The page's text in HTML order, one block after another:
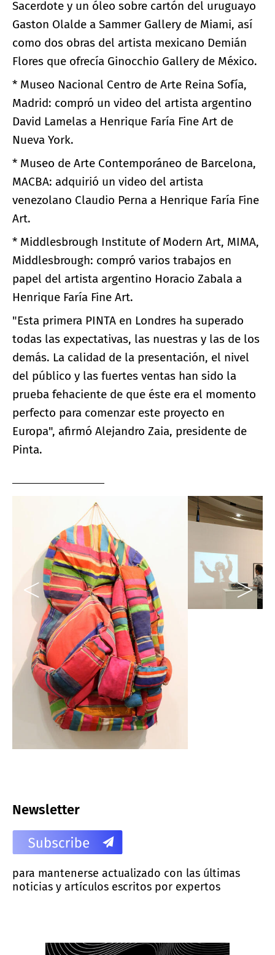
Sacerdote y un óleo sobre cartón del uruguayo
Gaston Olalde a Sammer Gallery de Miami, así
como dos obras del artista mexicano Demián
Flores que ofrecía Ginocchio Gallery de México.
* Museo Nacional Centro de Arte Reina Sofía,
Madrid: compró un video del artista argentino
David Lamelas a Henrique Faría Fine Art de
Nueva York.
* Museo de Arte Contemporáneo de Barcelona,
MACBA: adquirió un video del artista
venezolano Claudio Perna a Henrique Faría Fine
Art.
* Middlesbrough Institute of Modern Art, MIMA,
Middlesbrough: compró varios trabajos en
papel del artista argentino Horacio Zabala a
Henrique Faría Fine Art.
"Esta primera PINTA en Londres ha superado
todas las expectativas, las nuestras y las de los
demás. La calidad de la presentación, el nivel
del público y las fuertes ventas han sido la
prueba fehaciente de que éste era el momento
perfecto para comenzar este proyecto en
Europa", afirmó Alejandro Zaia, presidente de
Pinta.
Newsletter
para mantenerse actualizado con las últimas
noticias y artículos escritos por expertos